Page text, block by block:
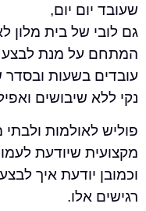
יום,
של בית מלון לא יכול
מנת לבצע פוליש
ובסדר שניתן
שיבושים ואפילו בכמה
ולבתי מלון
שיודעת לעמוד בזמנים
איך לבצע את